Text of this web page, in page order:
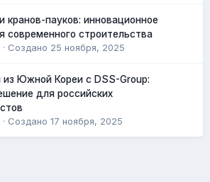
кранов-пауков: инновационное
современного строительства
· Создано 25 ноября, 2025
из Южной Кореи с DSS-Group:
для российских
· Создано 17 ноября, 2025